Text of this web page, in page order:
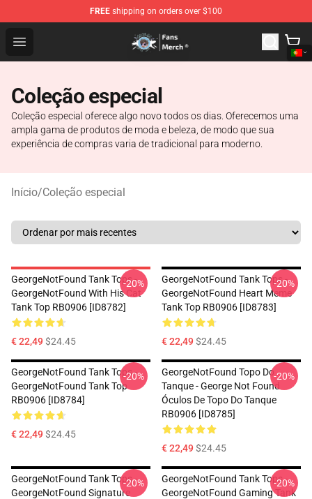
FREE shipping on orders over $100
Open menu
GeorgeNotFound Store - Official GeorgeNotFound
Coleção especial
Coleção especial oferece algo novo todos os dias. Oferecemos uma
ampla gama de produtos de moda e beleza, de modo que sua
experiência de compras varia de tradicional para moderno.
Início/Coleção especial
GeorgeNotFound Tank Tops -
GeorgeNotFound With His Cat
Tank Top RB0906 [ID8782]
€ 22,49$24.45
-20%
GeorgeNotFound Tank Tops -
GeorgeNotFound Heart Meme
Tank Top RB0906 [ID8783]
€ 22,49$24.45
-20%
GeorgeNotFound Tank Tops -
GeorgeNotFound Tank Top
RB0906 [ID8784]
€ 22,49$24.45
-20%
GeorgeNotFound Topo Do
Tanque - George Not Found
Óculos De Topo Do Tanque
RB0906 [ID8785]
€ 22,49$24.45
-20%
GeorgeNotFound Tank Tops -
GeorgeNotFound Signature
-20%
GeorgeNotFound Tank Tops -
GeorgeNotFound Gaming Tank
-20%